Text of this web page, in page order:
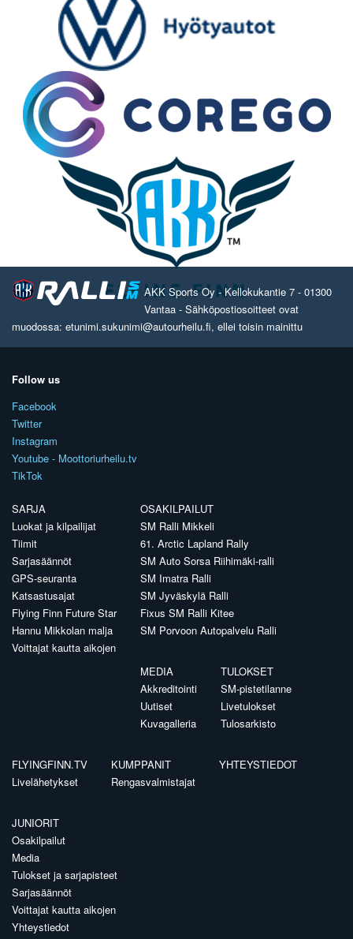
AKK Sports Oy - Kellokukantie 7 - 01300
Vantaa - Sähköpostiosoitteet ovat
muodossa: etunimi.sukunimi@autourheilu.fi, ellei toisin mainittu
Follow us
Facebook
Twitter
Instagram
Youtube - Moottoriurheilu.tv
TikTok
SARJA
Luokat ja kilpailijat
Tiimit
Sarjasäännöt
GPS-seuranta
Katsastusajat
Flying Finn Future Star
Hannu Mikkolan malja
Voittajat kautta aikojen
OSAKILPAILUT
SM Ralli Mikkeli
61. Arctic Lapland Rally
SM Auto Sorsa Riihimäki-ralli
SM Imatra Ralli
SM Jyväskylä Ralli
Fixus SM Ralli Kitee
SM Porvoon Autopalvelu Ralli
MEDIA
Akkreditointi
Uutiset
Kuvagalleria
TULOKSET
SM-pistetilanne
Livetulokset
Tulosarkisto
FLYINGFINN.TV
Livelähetykset
KUMPPANIT
Rengasvalmistajat
YHTEYSTIEDOT
JUNIORIT
Osakilpailut
Media
Tulokset ja sarjapisteet
Sarjasäännöt
Voittajat kautta aikojen
Yhteystiedot